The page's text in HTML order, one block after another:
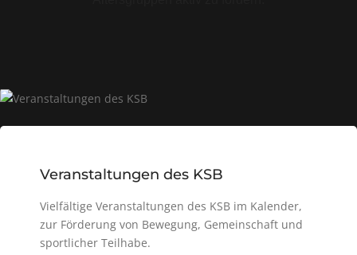
Veranstaltungen des KSB
Vielfältige Veranstaltungen des KSB im Kalender,
zur Förderung von Bewegung, Gemeinschaft und
sportlicher Teilhabe.